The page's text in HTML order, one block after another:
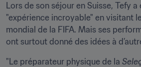
Lors de son séjour en Suisse, Tefy
"expérience incroyable" en visitant
mondial de la FIFA. Mais ses
ont surtout donné des idées à
"Le préparateur physique de la